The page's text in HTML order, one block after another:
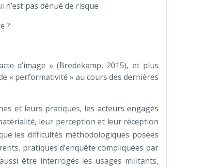
pas dénué de risque.
?
d’image » (Bredekamp, 2015), et plus
« performativité » au cours des dernières
et leurs pratiques, les acteurs engagés
leur perception et leur réception
les difficultés méthodologiques posées
pratiques d’enquête compliquées par
être interrogés les usages militants,